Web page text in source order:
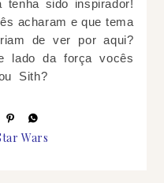
sido inspirador!
acharam e que tema
de ver por aqui?
lado da força vocês
Sith?
Wars